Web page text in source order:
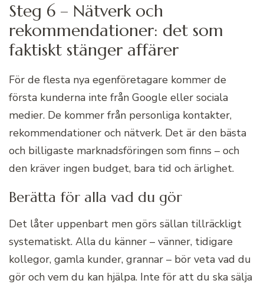
Steg 6 – Nätverk och
rekommendationer: det som
faktiskt stänger affärer
För de flesta nya egenföretagare kommer de
första kunderna inte från Google eller sociala
medier. De kommer från personliga kontakter,
rekommendationer och nätverk. Det är den bästa
och billigaste marknadsföringen som finns – och
den kräver ingen budget, bara tid och ärlighet.
Berätta för alla vad du gör
Det låter uppenbart men görs sällan tillräckligt
systematiskt. Alla du känner – vänner, tidigare
kollegor, gamla kunder, grannar – bör veta vad du
gör och vem du kan hjälpa. Inte för att du ska sälja